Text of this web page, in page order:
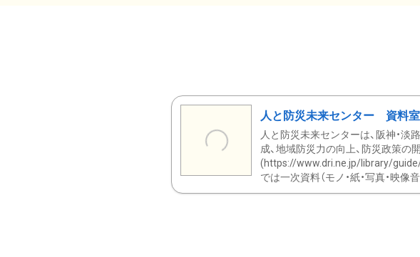
人と防災未来センター 資料室
人と防災未来センターは、阪神・
成、地域防災力の向上、防災政策
(https://www.dri.ne.jp/library/guide/)
では一次資料（モノ・紙・写真・映像音